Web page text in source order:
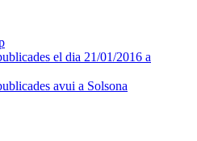
el dia 21/01/2016 a
avui a Solsona